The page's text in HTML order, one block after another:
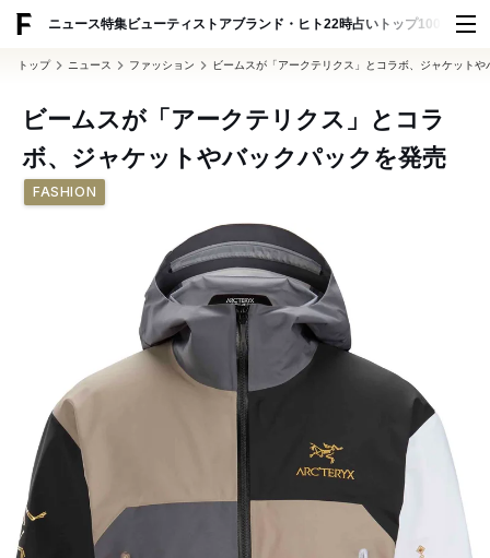
ニュース特集ビューティ ストアブランド・ヒト22時占い トップ100 スナッ
トップ ニュース ファッション ビームスが「アークテリクス」とコラボ、ジャケットや
ビームスが「アークテリクス」とコラ
ボ、ジャケットやバックパックを発売
FASHION